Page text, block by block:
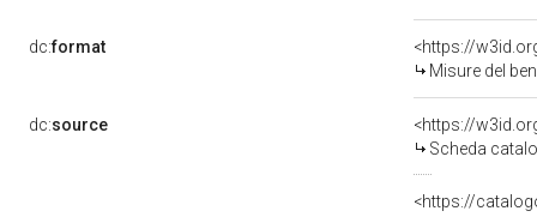
dc:format
<https://
Misure del
dc:source
<https://
Scheda
<https://